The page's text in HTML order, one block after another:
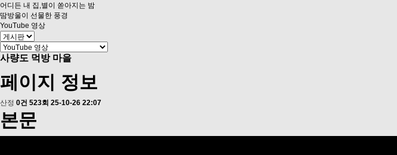
어디든 내 집,별이 쏟아지는 밤
땀방울이 선물한 풍경
YouTube 영상
사량도 먹방 마을
페이지 정보
산정 0건 523회 25-10-26 22:07
본문